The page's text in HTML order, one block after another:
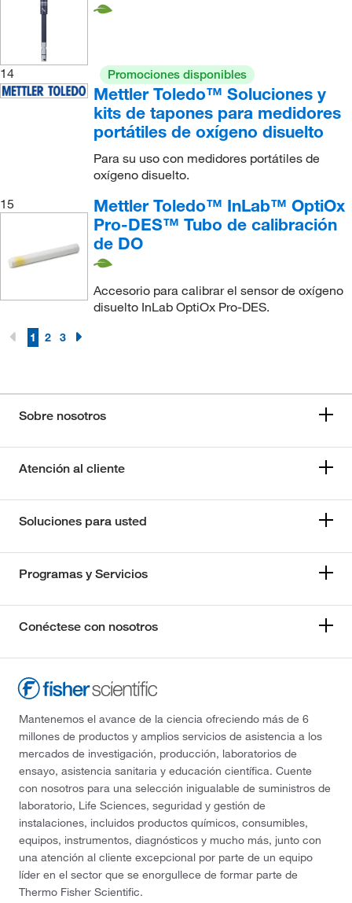
14 Promociones disponibles
Mettler Toledo™ Soluciones y
kits de tapones para medidores
portátiles de oxígeno disuelto
Para su uso con medidores portátiles de
oxígeno disuelto.
15
Mettler Toledo™ InLab™ OptiOx
Pro-DES™ Tubo de calibración
de DO
Accesorio para calibrar el sensor de oxígeno
disuelto InLab OptiOx Pro-DES.
1 2 3
Sobre nosotros
Atención al cliente
Soluciones para usted
Programas y Servicios
Conéctese con nosotros
Mantenemos el avance de la ciencia ofreciendo más de 6
millones de productos y amplios servicios de asistencia a los
mercados de investigación, producción, laboratorios de
ensayo, asistencia sanitaria y educación científica. Cuente
con nosotros para una selección inigualable de suministros de
laboratorio, Life Sciences, seguridad y gestión de
instalaciones, incluidos productos químicos, consumibles,
equipos, instrumentos, diagnósticos y mucho más, junto con
una atención al cliente excepcional por parte de un equipo
líder en el sector que se enorgullece de formar parte de
Thermo Fisher Scientific.